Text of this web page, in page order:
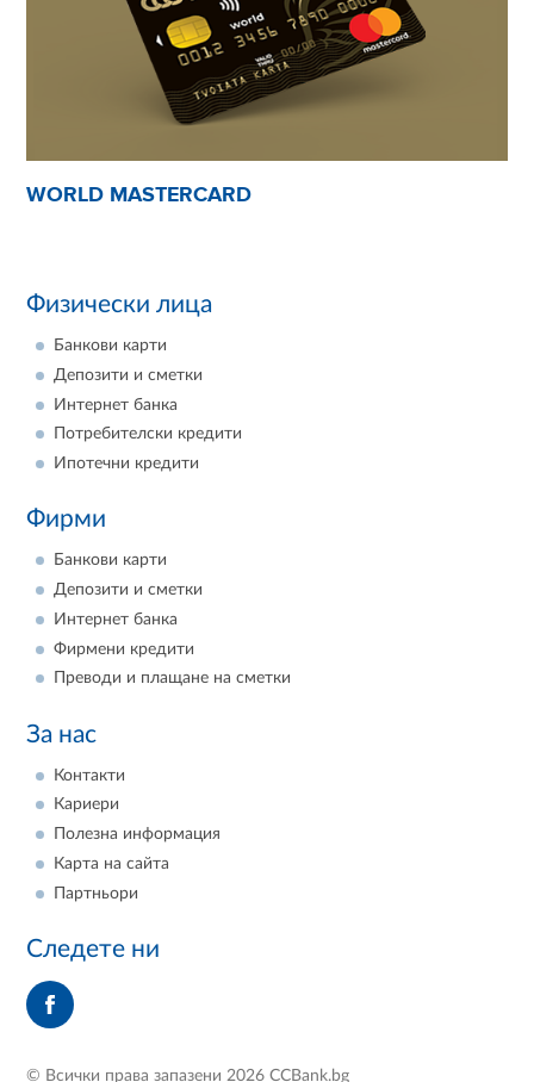
WORLD MASTERCARD
Физически лица
Банкови карти
Депозити и сметки
Интернет банка
Потребителски кредити
Ипотечни кредити
Фирми
Банкови карти
Депозити и сметки
Интернет банка
Фирмени кредити
Преводи и плащане на сметки
За нас
Контакти
Кариери
Полезна информация
Карта на сайта
Партньори
Следете ни
© Всички права запазени 2026 CCBank.bg